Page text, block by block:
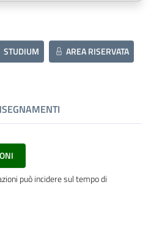
STUDIUM AREA RISERVATA
può incidere sul tempo di